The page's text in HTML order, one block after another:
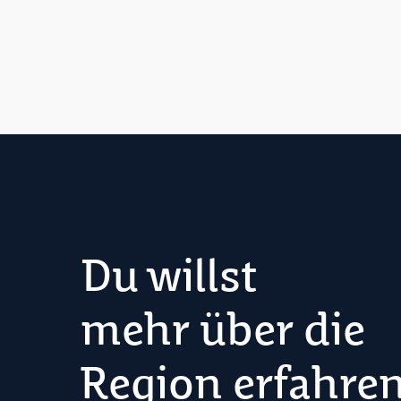
Du willst
mehr über die
Region